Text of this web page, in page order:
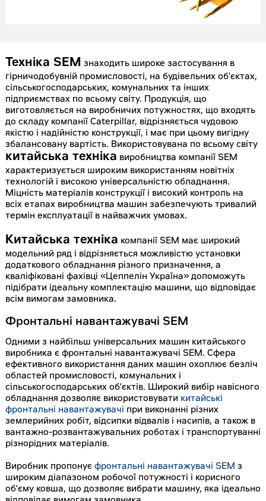
Техніка SEM знаходить широке застосування в
гірничодобувній промисловості, на будівельних об'єктах,
сільськогосподарських, комунальних та інших
підприємствах по всьому світу. Продукція, що
виготовляється на виробничих потужностях, що входять
до складу компанії Caterpillar, відрізняється чудовою
якістю і надійністю конструкції, і має при цьому вигідну
збалансовану вартість. Використовувана по всьому світу
китайська техніка виробництва компанії SEM
характеризується широким використанням новітніх
технологій і високою універсальністю обладнання.
Міцність матеріалів конструкції і високий контроль на
всіх етапах виробництва машин забезпечують тривалий
термін експлуатації в найважчих умовах.
Китайська техніка компанії SEM має широкий
модельний ряд і відрізняється можливістю установки
додаткового обладнання різного призначення, а
кваліфіковані фахівці «Цеппелін Україна» допоможуть
підібрати ідеальну комплектацію машини, що відповідає
всім вимогам замовника.
Фронтальні навантажувачі SEM
Одними з найбільш універсальних машин китайського
виробника є фронтальні навантажувачі SEM. Сфера
ефективного використання даних машин охоплює безліч
областей промисловості, комунальних і
сільськогосподарських об'єктів. Широкий вибір навісного
обладнання дозволяє використовувати китайські
фронтальні навантажувачі при виконанні різних
землерийних робіт, відсипки відвалів і насипів, а також в
вантажно-розвантажувальних роботах і транспортуванні
різнорідних матеріалів.
Виробник пропонує фронтальні навантажувачі SEM з
широким діапазоном робочої потужності і корисного
об'єму ковша, що дозволяє вибрати машину, яка ідеально